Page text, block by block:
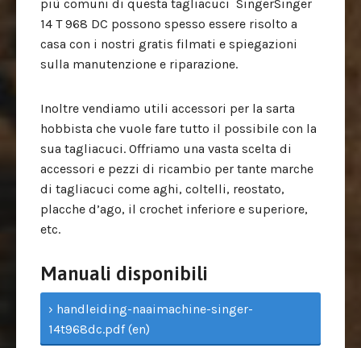
più comuni di questa tagliacuci SingerSinger
14 T 968 DC possono spesso essere risolto a
casa con i nostri gratis filmati e spiegazioni
sulla manutenzione e riparazione.
Inoltre vendiamo utili accessori per la sarta
hobbista che vuole fare tutto il possibile con la
sua tagliacuci. Offriamo una vasta scelta di
accessori e pezzi di ricambio per tante marche
di tagliacuci come aghi, coltelli, reostato,
placche d’ago, il crochet inferiore e superiore,
etc.
Manuali disponibili
› handleiding-naaimachine-singer-
14t968dc.pdf (en)